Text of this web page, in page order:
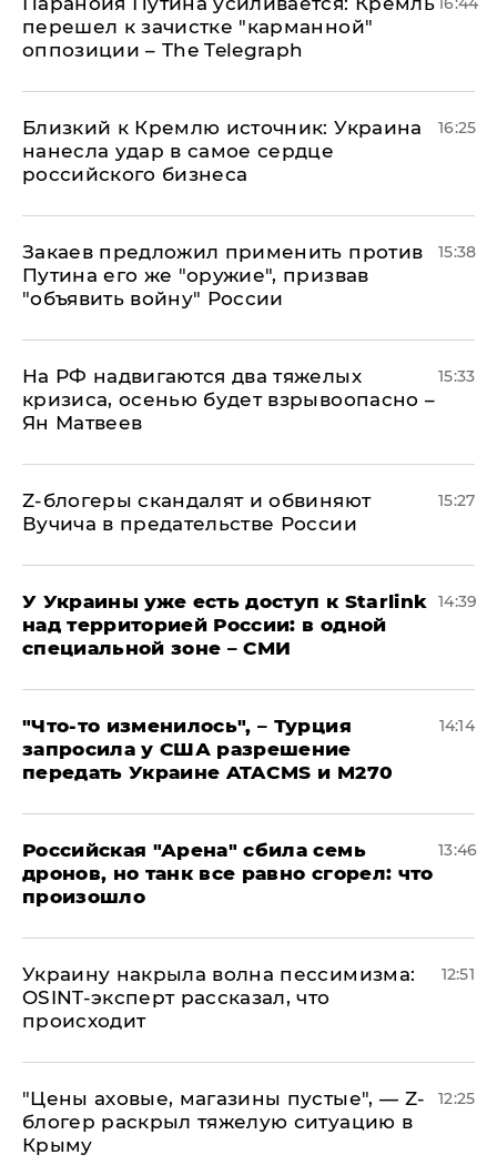
перешел к зачистке "карманной"
оппозиции – The Telegraph
Близкий к Кремлю источник: Украина
нанесла удар в самое сердце
российского бизнеса
16:25
Закаев предложил применить против
Путина его же "оружие", призвав
"объявить войну" России
15:38
На РФ надвигаются два тяжелых
кризиса, осенью будет взрывоопасно –
Ян Матвеев
15:33
Z-блогеры скандалят и обвиняют
Вучича в предательстве России
15:27
У Украины уже есть доступ к Starlink
над территорией России: в одной
специальной зоне – СМИ
14:39
​"Что-то изменилось", – Турция
запросила у США разрешение
передать Украине ATACMS и M270
14:14
​Российская "Арена" сбила семь
дронов, но танк все равно сгорел: что
произошло
13:46
​Украину накрыла волна пессимизма:
OSINT-эксперт рассказал, что
происходит
12:51
​"Цены аховые, магазины пустые", — Z-
блогер раскрыл тяжелую ситуацию в
Крыму
12:25